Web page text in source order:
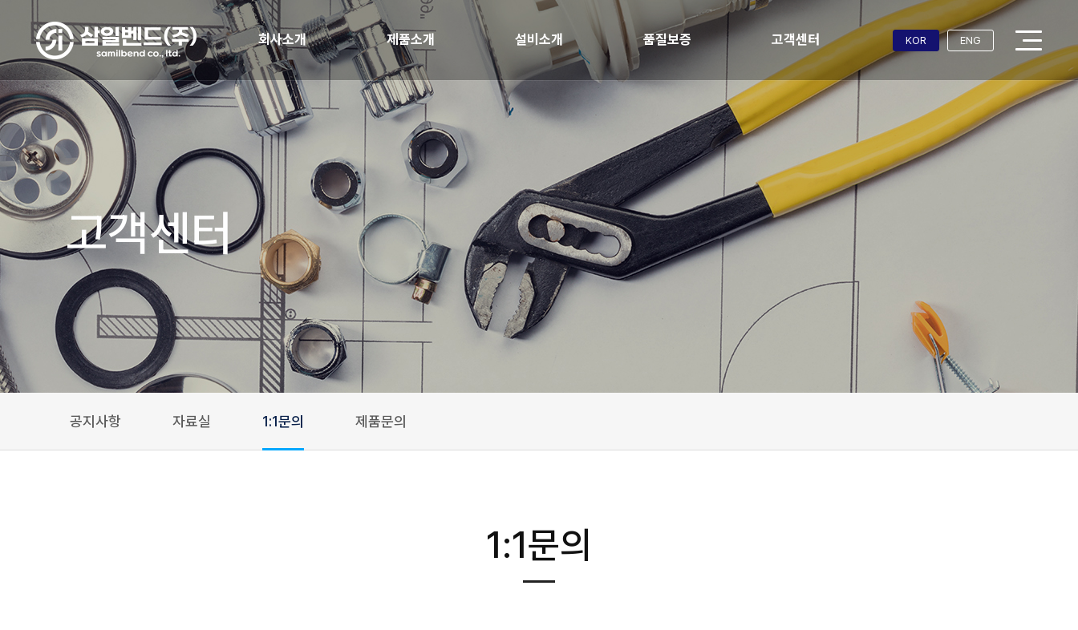
회사소개 제품소개 설비소개 품질보증 고객센터 KOR ENG
고객센터
공지사항 자료실 1:1문의 제품문의
1:1문의